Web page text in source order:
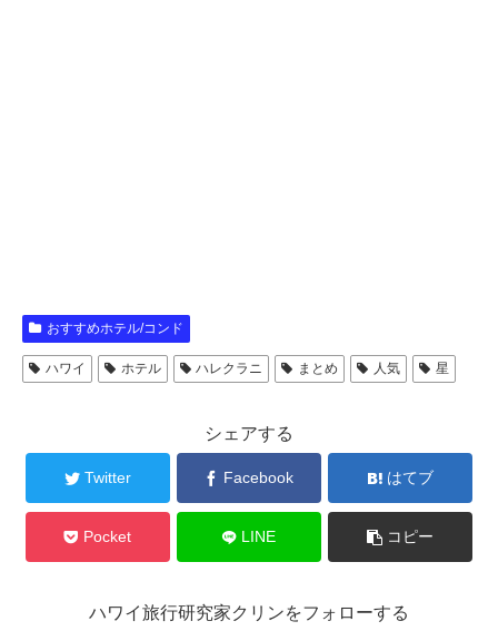
おすすめホテル/コンド
ハワイ ホテル ハレクラニ まとめ 人気 星
シェアする
Twitter Facebook はてブ
Pocket LINE コピー
ハワイ旅行研究家クリンをフォローする